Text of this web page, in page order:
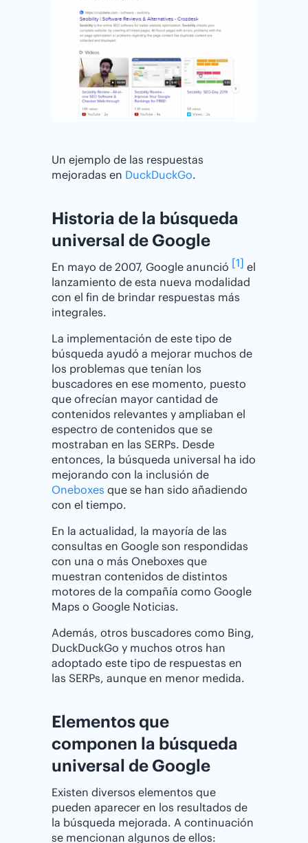
Un ejemplo de las respuestas
mejoradas en DuckDuckGo.
Historia de la búsqueda
universal de Google
En mayo de 2007, Google anunció [1] el
lanzamiento de esta nueva modalidad
con el fin de brindar respuestas más
integrales.
La implementación de este tipo de
búsqueda ayudó a mejorar muchos de
los problemas que tenían los
buscadores en ese momento, puesto
que ofrecían mayor cantidad de
contenidos relevantes y ampliaban el
espectro de contenidos que se
mostraban en las SERPs. Desde
entonces, la búsqueda universal ha ido
mejorando con la inclusión de
Oneboxes que se han sido añadiendo
con el tiempo.
En la actualidad, la mayoría de las
consultas en Google son respondidas
con una o más Oneboxes que
muestran contenidos de distintos
motores de la compañía como Google
Maps o Google Noticias.
Además, otros buscadores como Bing,
DuckDuckGo y muchos otros han
adoptado este tipo de respuestas en
las SERPs, aunque en menor medida.
Elementos que
componen la búsqueda
universal de Google
Existen diversos elementos que
pueden aparecer en los resultados de
la búsqueda mejorada. A continuación
se mencionan algunos de ellos: